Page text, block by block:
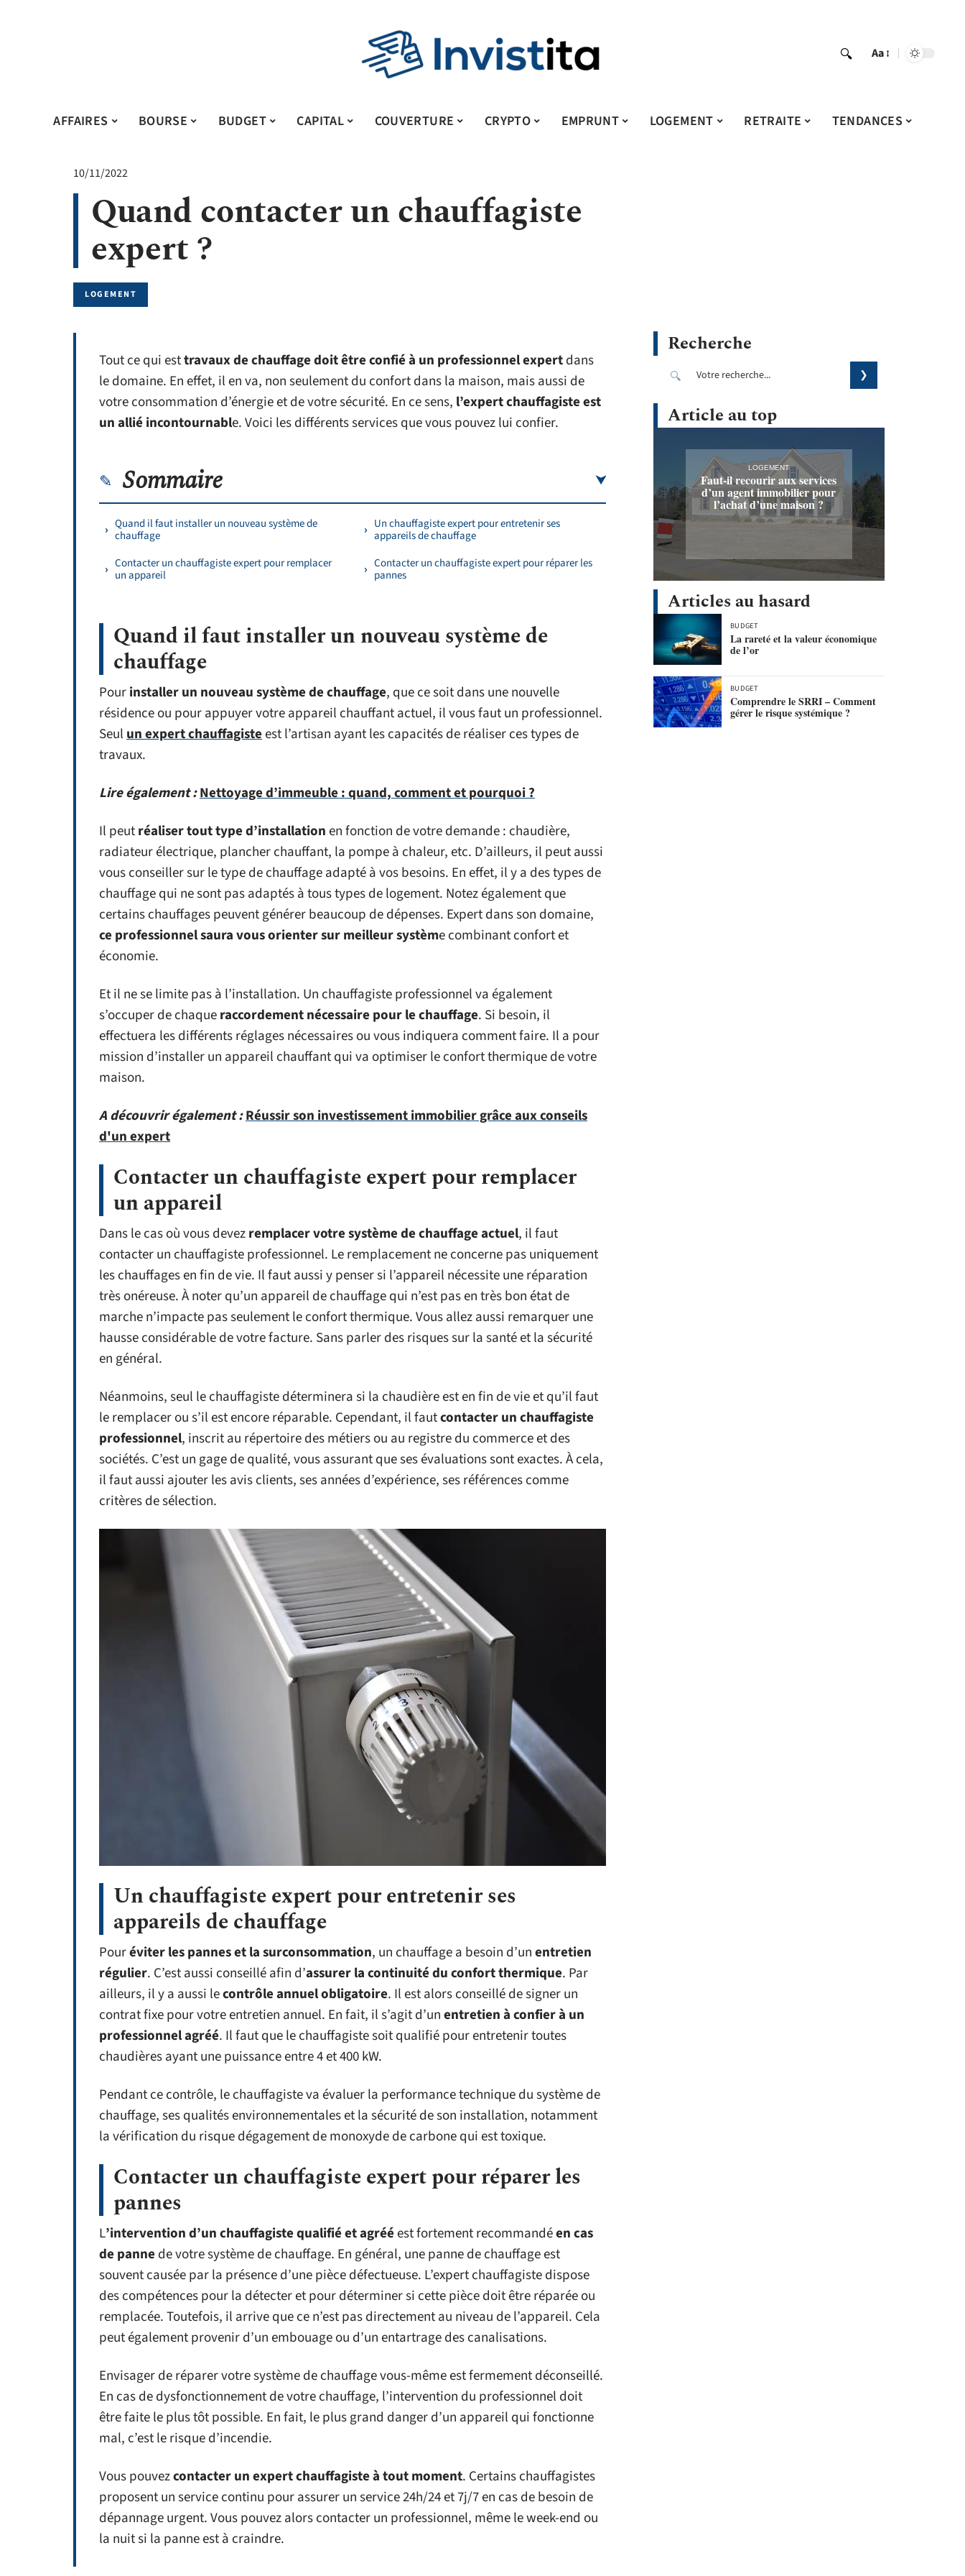
Aa
AFFAIRES BOURSE BUDGET CAPITAL COUVERTURE CRYPTO EMPRUNT LOGEMENT RETRAITE TENDANCES
10/11/2022
Quand contacter un chauffagiste
expert ?
LOGEMENT
Tout ce qui esttravaux de chauffage doit être confié à un professionnel expertdans
le domaine. En effet, il en va, non seulement du confort dans la maison, mais aussi de
votre consommation d’énergie et de votre sécurité. En ce sens, l’expert chauffagiste est
un allié incontournable. Voici les différents services que vous pouvez lui confier.
Sommaire
Quand il faut installer un nouveau système de
chauffage
Contacter un chauffagiste expert pour remplacer
un appareil
Un chauffagiste expert pour entretenir ses
appareils de chauffage
Contacter un chauffagiste expert pour réparer les
pannes
Quand il faut installer un nouveau système de
chauffage
Pourinstaller un nouveau système de chauffage, que ce soit dans une nouvelle
résidence ou pour appuyer votre appareil chauffant actuel, il vous faut un professionnel.
Seulun expert chauffagisteest l’artisan ayant les capacités de réaliser ces types de
travaux.
Lire également :Nettoyage d’immeuble : quand, comment et pourquoi ?
Il peutréaliser tout type d’installationen fonction de votre demande : chaudière,
radiateur électrique, plancher chauffant, la pompe à chaleur, etc. D’ailleurs, il peut aussi
vous conseiller sur le type de chauffage adapté à vos besoins. En effet, il y a des types de
chauffage qui ne sont pas adaptés à tous types de logement. Notez également que
certains chauffages peuvent générer beaucoup de dépenses. Expert dans son domaine,
ce professionnel saura vous orienter sur meilleur système combinant confort et
économie.
Et il ne se limite pas à l’installation. Un chauffagiste professionnel va également
s’occuper de chaqueraccordement nécessaire pour le chauffage. Si besoin, il
effectuera les différents réglages nécessaires ou vous indiquera comment faire. Il a pour
mission d’installer un appareil chauffant qui va optimiser le confort thermique de votre
maison.
A découvrir également :Réussir son investissement immobilier grâce aux conseils
d'un expert
Contacter un chauffagiste expert pour remplacer
un appareil
Dans le cas où vous devezremplacer votre système de chauffage actuel, il faut
contacter un chauffagiste professionnel. Le remplacement ne concerne pas uniquement
les chauffages en fin de vie. Il faut aussi y penser si l’appareil nécessite une réparation
très onéreuse. À noter qu’un appareil de chauffage qui n’est pas en très bon état de
marche n’impacte pas seulement le confort thermique. Vous allez aussi remarquer une
hausse considérable de votre facture. Sans parler des risques sur la santé et la sécurité
en général.
Néanmoins, seul le chauffagiste déterminera si la chaudière est en fin de vie et qu’il faut
le remplacer ou s’il est encore réparable. Cependant, il fautcontacter un chauffagiste
professionnel, inscrit au répertoire des métiers ou au registre du commerce et des
sociétés. C’est un gage de qualité, vous assurant que ses évaluations sont exactes. À cela,
il faut aussi ajouter les avis clients, ses années d’expérience, ses références comme
critères de sélection.
Un chauffagiste expert pour entretenir ses
appareils de chauffage
Pouréviter les pannes et la surconsommation, un chauffage a besoin d’unentretien
régulier. C’est aussi conseillé afin d’assurer la continuité du confort thermique. Par
ailleurs, il y a aussi lecontrôle annuel obligatoire. Il est alors conseillé de signer un
contrat fixe pour votre entretien annuel. En fait, il s’agit d’unentretien à confier à un
professionnel agréé. Il faut que le chauffagiste soit qualifié pour entretenir toutes
chaudières ayant une puissance entre 4 et 400 kW.
Pendant ce contrôle, le chauffagiste va évaluer la performance technique du système de
chauffage, ses qualités environnementales et la sécurité de son installation, notamment
la vérification du risque dégagement de monoxyde de carbone qui est toxique.
Contacter un chauffagiste expert pour réparer les
pannes
L’intervention d’un chauffagiste qualifié et agrééest fortement recommandéen cas
de panne de votre système de chauffage. En général, une panne de chauffage est
souvent causée par la présence d’une pièce défectueuse. L’expert chauffagiste dispose
des compétences pour la détecter et pour déterminer si cette pièce doit être réparée ou
remplacée. Toutefois, il arrive que ce n’est pas directement au niveau de l’appareil. Cela
peut également provenir d’un embouage ou d’un entartrage des canalisations.
Envisager de réparer votre système de chauffage vous-même est fermement déconseillé.
En cas de dysfonctionnement de votre chauffage, l’intervention du professionnel doit
être faite le plus tôt possible. En fait, le plus grand danger d’un appareil qui fonctionne
mal, c’est le risque d’incendie.
Vous pouvezcontacter un expert chauffagiste à tout moment. Certains chauffagistes
proposent un service continu pour assurer un service 24h/24 et 7j/7 en cas de besoin de
dépannage urgent. Vous pouvez alors contacter un professionnel, même le week-end ou
la nuit si la panne est à craindre.
Recherche
Article au top
LOGEMENT
Faut-il recourir aux services
d’un agent immobilier pour
l’achat d’une maison ?
Articles au hasard
BUDGET
La rareté et la valeur économique
de l’or
BUDGET
Comprendre le SRRI – Comment
gérer le risque systémique ?